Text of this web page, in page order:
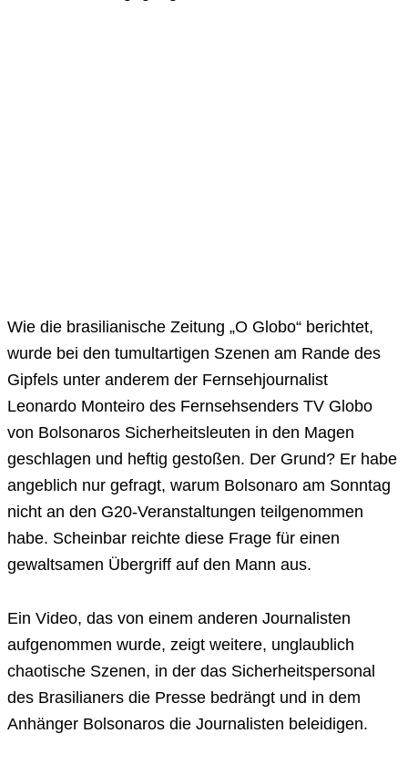
Wie die brasilianische Zeitung „O Globo“ berichtet,
wurde bei den tumultartigen Szenen am Rande des
Gipfels unter anderem der Fernsehjournalist
Leonardo Monteiro des Fernsehsenders TV Globo
von Bolsonaros Sicherheitsleuten in den Magen
geschlagen und heftig gestoßen. Der Grund? Er habe
angeblich nur gefragt, warum Bolsonaro am Sonntag
nicht an den G20-Veranstaltungen teilgenommen
habe. Scheinbar reichte diese Frage für einen
gewaltsamen Übergriff auf den Mann aus.
Ein Video, das von einem anderen Journalisten
aufgenommen wurde, zeigt weitere, unglaublich
chaotische Szenen, in der das Sicherheitspersonal
des Brasilianers die Presse bedrängt und in dem
Anhänger Bolsonaros die Journalisten beleidigen.